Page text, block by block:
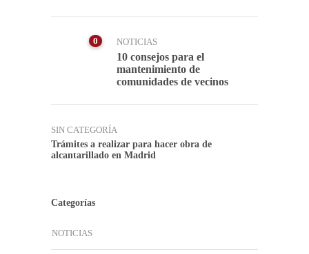
0 NOTICIAS
10 consejos para el
mantenimiento de
comunidades de vecinos
SIN CATEGORÍA
Trámites a realizar para hacer obra de
alcantarillado en Madrid
Categorías
NOTICIAS